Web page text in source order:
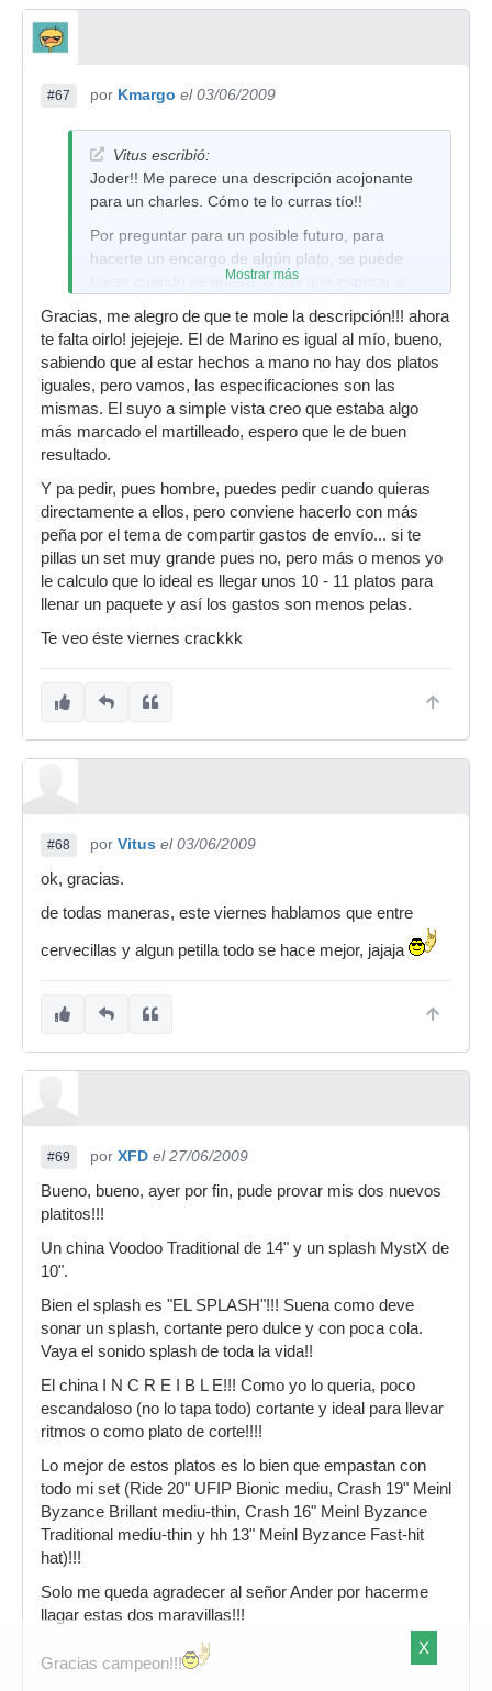
bastante diferencia, que es justo lo que buscaba,
suena, con un colchón agradable y un sustain
perfecto, ni más largo ni más corto. En definitiva:
un charles brillante, con volúmenes de pisado-
cerrado-abierto bastante “igualados” (dentro de
lo que cabe), versátil y agradable al oído.
de 14” que tenía, algo más brillante sin llegar a
lo que sería un AAX o un A Custom, pero
arreglando los problemas que yo le veía
(demasiado volumen abierto, demasiado poco al
pisarlo) y al ser el top algo más “light”, no
necesitas sacudirle tan fuerte para que suene.
#67 por Kmargo el 03/06/2009
Vitus escribió:
Joder!! Me parece una descripción acojonante
para un charles. Cómo te lo curras tío!!
Por preguntar para un posible futuro, para
hacerte un encargo de algún plato, se puede
hacer cuando se quiera, o hay que esperar a
envío y ese tipo de cosas.
Ya me dirás, y sino el viernes entre caña y caña
te haré unas preguntillas y ya me cuentas.
Mostrar más
Gracias, me alegro de que te mole la descripción!!! ahora
te falta oirlo! jejejeje. El de Marino es igual al mío, bueno,
sabiendo que al estar hechos a mano no hay dos platos
iguales, pero vamos, las especificaciones son las
mismas. El suyo a simple vista creo que estaba algo
más marcado el martilleado, espero que le de buen
resultado.
Y pa pedir, pues hombre, puedes pedir cuando quieras
directamente a ellos, pero conviene hacerlo con más
peña por el tema de compartir gastos de envío... si te
pillas un set muy grande pues no, pero más o menos yo
le calculo que lo ideal es llegar unos 10 - 11 platos para
llenar un paquete y así los gastos son menos pelas.
Te veo éste viernes crackkk
#68 por Vitus el 03/06/2009
ok, gracias.
de todas maneras, este viernes hablamos que entre
cervecillas y algun petilla todo se hace mejor, jajaja
#69 por XFD el 27/06/2009
Bueno, bueno, ayer por fin, pude provar mis dos nuevos
platitos!!!
Un china Voodoo Traditional de 14" y un splash MystX de
10".
Bien el splash es "EL SPLASH"!!! Suena como deve
sonar un splash, cortante pero dulce y con poca cola.
Vaya el sonido splash de toda la vida!!
El china I N C R E I B L E!!! Como yo lo queria, poco
escandaloso (no lo tapa todo) cortante y ideal para llevar
ritmos o como plato de corte!!!!
Lo mejor de estos platos es lo bien que empastan con
todo mi set (Ride 20" UFIP Bionic mediu, Crash 19" Meinl
Byzance Brillant mediu-thin, Crash 16" Meinl Byzance
Traditional mediu-thin y hh 13" Meinl Byzance Fast-hit
hat)!!!
Solo me queda agradecer al señor Ander por hacerme
llagar estas dos maravillas!!!
Gracias campeon!!!
X